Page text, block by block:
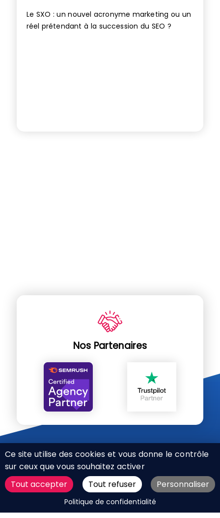
Le SXO : un nouvel acronyme marketing ou un
réel prétendant à la succession du SEO ?
DEMANDER UN DEVIS
Nos Partenaires
CHARTE RÉSEAUX SOCIAUX
MENTIONS LÉGALES
Ce site utilise des cookies et vous donne le contrôle
sur ceux que vous souhaitez activer
Tout accepter
Tout refuser Personnaliser
Politique de confidentialité